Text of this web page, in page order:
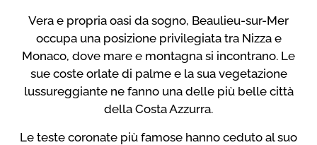
Vera e propria oasi da sogno, Beaulieu-sur-Mer
occupa una posizione privilegiata tra Nizza e
Monaco, dove mare e montagna si incontrano. Le
sue coste orlate di palme e la sua vegetazione
lussureggiante ne fanno una delle più belle città
della Costa Azzurra.
Le teste coronate più famose hanno ceduto al suo